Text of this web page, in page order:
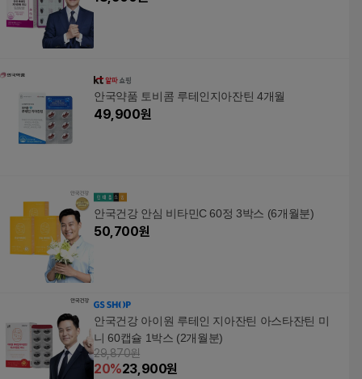
안국약품 토비콤 루테인지아잔틴 4개월
49,900원
안국건강 안심 비타민C 60정 3박스 (6개월분)
50,700원
안국건강 아이원 루테인 지아잔틴 아스타잔틴 미
니 60캡슐 1박스 (2개월분)
29,870원
20%23,900원